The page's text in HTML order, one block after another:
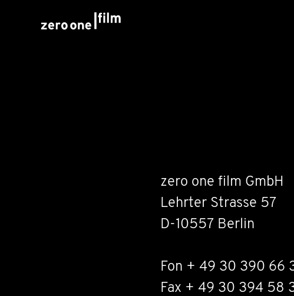
zero one film GmbH
Lehrter Strasse 57
D-10557 Berlin
Fon + 49 30 390 66
Fax + 49 30 394 58